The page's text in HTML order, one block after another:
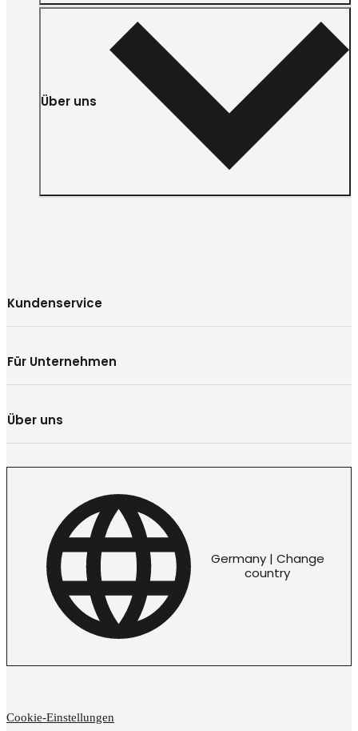
Über uns
Kundenservice
Für Unternehmen
Über uns
Germany | Change
country
Cookie-Einstellungen